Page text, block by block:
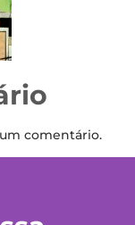
comentário.